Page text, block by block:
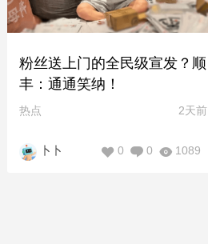
粉丝送上门的全民级宣发？顺
丰：通通笑纳！
热点 2天前
卜卜 1089
0
0